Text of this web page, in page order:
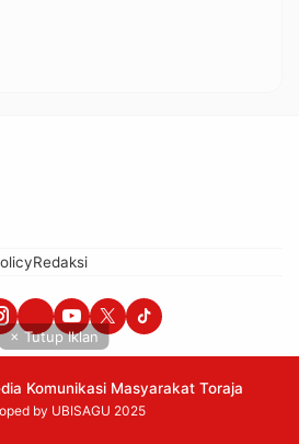
Redaksi
Komunikasi Masyarakat Toraja
by UBISAGU 2025
× Tutup Iklan